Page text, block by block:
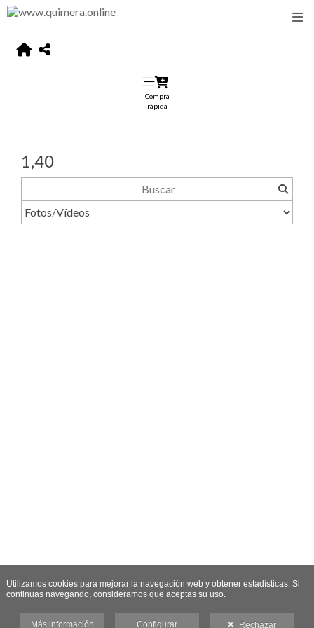
Compra
rápida
1,40
Utilizamos cookies para mejorar la navegación web y obtener estadísticas. Si
continuas navegando, consideramos que aceptas su uso.
Más información Configurar Rechazar